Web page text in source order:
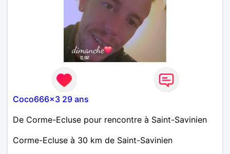
Coco666x3 29 ans
De Corme-Ecluse pour rencontre à Saint-Savinien
Corme-Ecluse à 30 km de Saint-Savinien